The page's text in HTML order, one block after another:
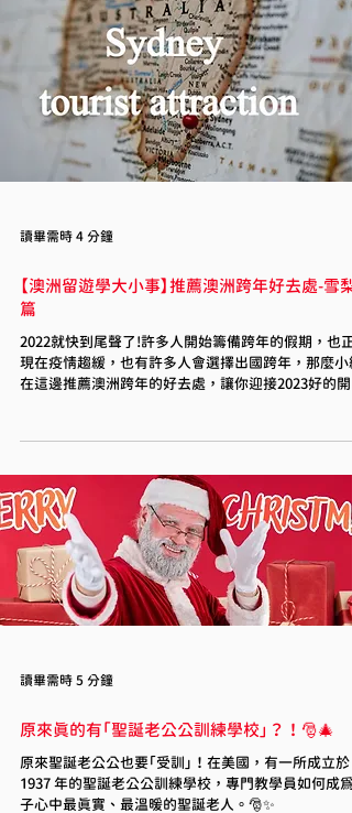
讀畢需時 4 分鐘
【澳洲留遊學大小事】推薦澳洲跨年好去處-雪梨
篇
2022就快到尾聲了!許多人開始籌備跨年的假期，也正
現在疫情趨緩，也有許多人會選擇出國跨年，那麼小
在這邊推薦澳洲跨年的好去處，讓你迎接2023好的開
讀畢需時 5 分鐘
原來真的有「聖誕老公公訓練學校」？！🎅🎄
原來聖誕老公公也要「受訓」！在美國，有一所成立於
1937 年的聖誕老公公訓練學校，專門教學員如何成為
子心中最真實、最溫暖的聖誕老人。🎅✨